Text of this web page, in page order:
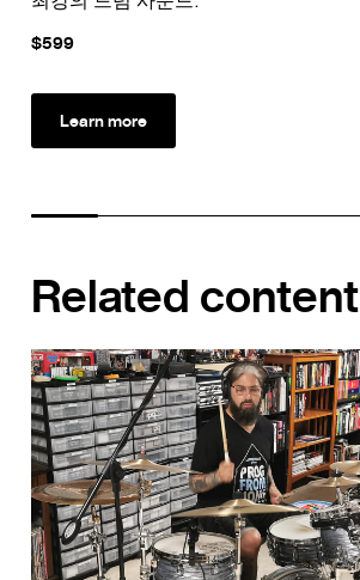
$599
Learn more
Related content